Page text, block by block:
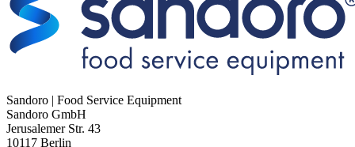
Sandoro | Food Service Equipment
Sandoro GmbH
Jerusalemer Str. 43
10117 Berlin